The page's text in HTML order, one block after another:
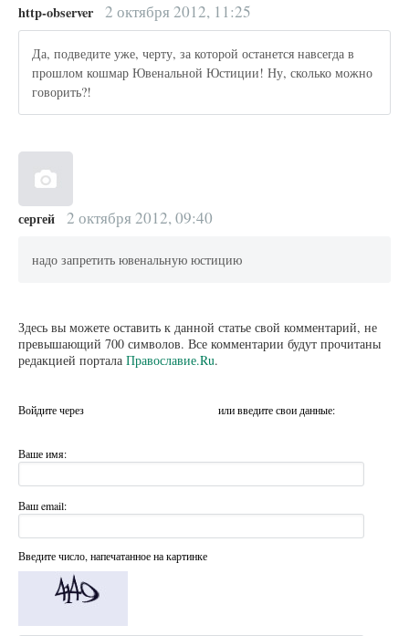
http-observer 2 октября 2012, 11:25
Да, подведите уже, черту, за которой останется навсегда в
прошлом кошмар Ювенальной Юстиции! Ну, сколько можно
говорить?!
сергей 2 октября 2012, 09:40
надо запретить ювенальную юстицию
Здесь вы можете оставить к данной статье свой комментарий, не
превышающий 700 символов. Все комментарии будут прочитаны
редакцией портала Православие.Ru.
Войдите через или введите свои данные:
Ваше имя:
Ваш email:
Введите число, напечатанное на картинке